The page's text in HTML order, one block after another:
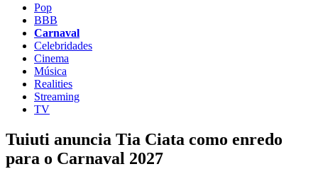
Pop
BBB
Carnaval
Celebridades
Cinema
Música
Realities
Streaming
TV
Tuiuti anuncia Tia Ciata como enredo
para o Carnaval 2027